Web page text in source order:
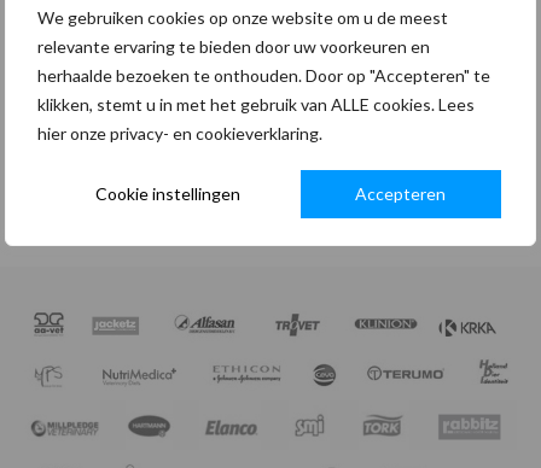
We gebruiken cookies op onze website om u de meest
relevante ervaring te bieden door uw voorkeuren en
herhaalde bezoeken te onthouden. Door op "Accepteren" te
klikken, stemt u in met het gebruik van ALLE cookies. Lees
hier onze privacy- en cookieverklaring.
Cookie instellingen Accepteren
Je persoonlijke gegevens worden gebruikt om je
ervaring op deze site te ondersteunen, om toegang
tot je account te beheren en voor andere doeleinden
zoals omschreven in onzeprivacybeleid.